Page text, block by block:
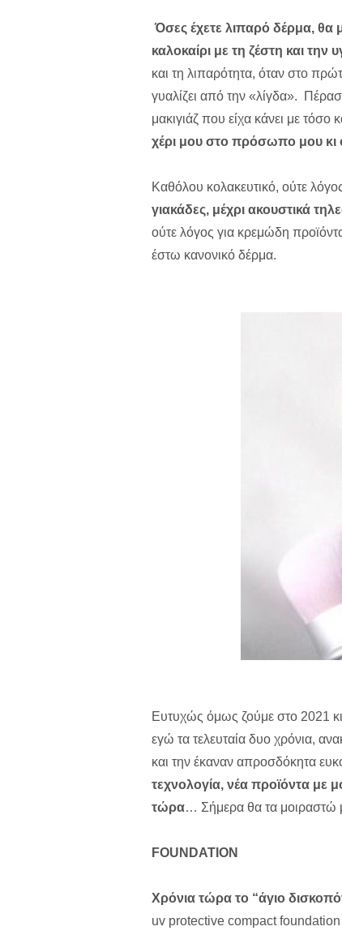
Όσες έχετε λιπαρό δέρμα, θα
καλοκαίρι με τη ζέστη και την
και τη λιπαρότητα, όταν στο
γυαλίζει από την «λίγδα».
μακιγιάζ που είχα κάνει με τόσο
χέρι μου στο πρόσωπο μου
Καθόλου κολακευτικό, ούτε
γιακάδες, μέχρι ακουστικά
ούτε λόγος για κρεμώδη
έστω κανονικό δέρμα.
Ευτυχώς όμως ζούμε στο 2021 κι
εγώ τα τελευταία δυο χρόνια,
και την έκαναν απροσδόκητα
τεχνολογία, νέα προϊόντα με
τώρα… Σήμερα θα τα μοιραστώ
FOUNDATION
Χρόνια τώρα το “άγιο
uv protective compact